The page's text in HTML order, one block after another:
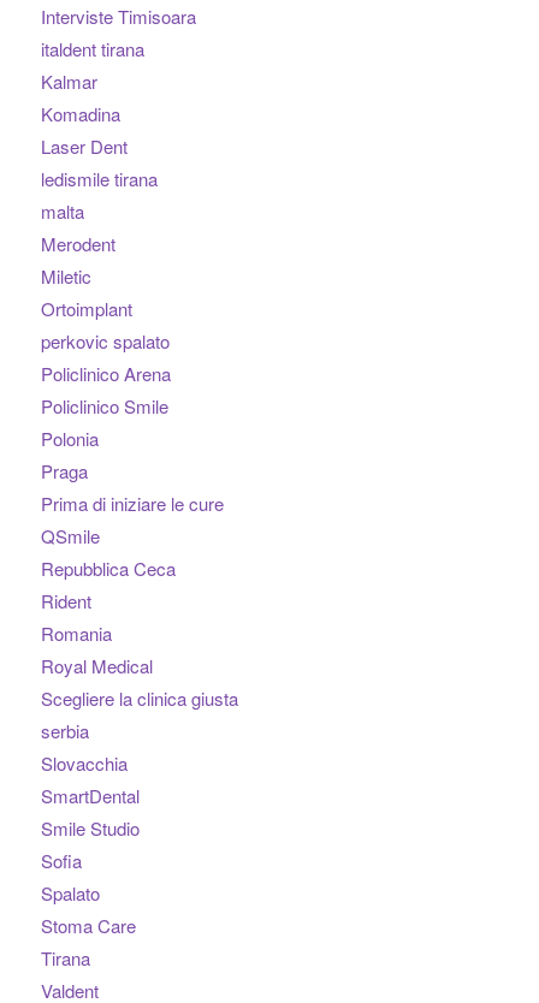
Interviste Timisoara
italdent tirana
Kalmar
Komadina
Laser Dent
ledismile tirana
malta
Merodent
Miletic
Ortoimplant
perkovic spalato
Policlinico Arena
Policlinico Smile
Polonia
Praga
Prima di iniziare le cure
QSmile
Repubblica Ceca
Rident
Romania
Royal Medical
Scegliere la clinica giusta
serbia
Slovacchia
SmartDental
Smile Studio
Sofia
Spalato
Stoma Care
Tirana
Valdent